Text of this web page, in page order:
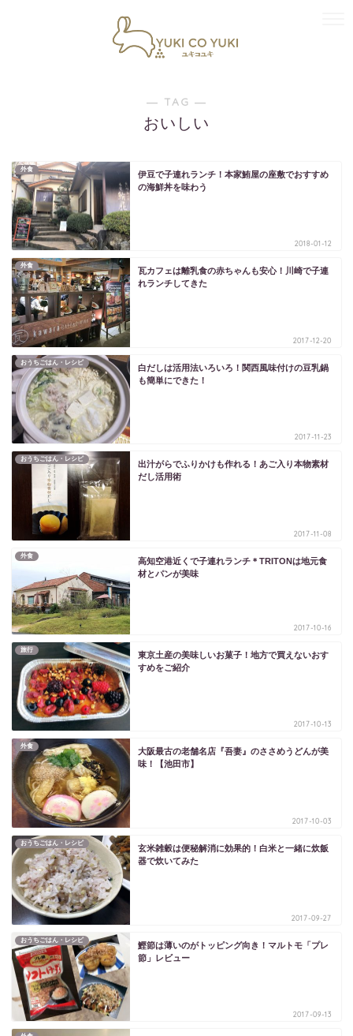
― TAG ―
おいしい
外食
伊豆で子連れランチ！本家鮪屋の座敷でおすすめ
の海鮮丼を味わう
2018-01-12
外食
瓦カフェは離乳食の赤ちゃんも安心！川崎で子連
れランチしてきた
2017-12-20
おうちごはん・レシピ
白だしは活用法いろいろ！関西風味付けの豆乳鍋
も簡単にできた！
2017-11-23
おうちごはん・レシピ
出汁がらでふりかけも作れる！あご入り本物素材
だし活用術
2017-11-08
外食
高知空港近くで子連れランチ＊TRITONは地元食
材とパンが美味
2017-10-16
旅行
東京土産の美味しいお菓子！地方で買えないおす
すめをご紹介
2017-10-13
外食
大阪最古の老舗名店『吾妻』のささめうどんが美
味！【池田市】
2017-10-03
おうちごはん・レシピ
玄米雑穀は便秘解消に効果的！白米と一緒に炊飯
器で炊いてみた
2017-09-27
おうちごはん・レシピ
鰹節は薄いのがトッピング向き！マルトモ「プレ
節」レビュー
2017-09-13